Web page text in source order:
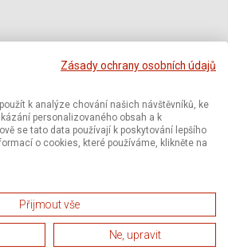
Zásady ochrany osobních údajů
k analýze chování našich návštěvníků, ke
personalizovaného obsah a k
se tato data používají k poskytování lepšího
o cookies, které používáme, klikněte na
Přijmout vše
Ne, upravit